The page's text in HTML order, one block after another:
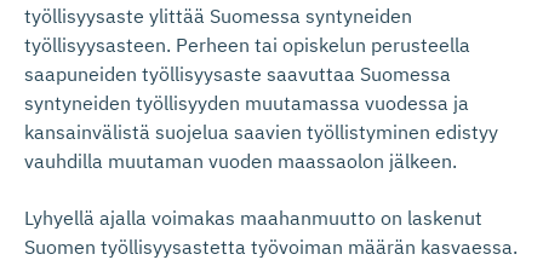
työllisyysaste ylittää Suomessa syntyneiden
työllisyysasteen. Perheen tai opiskelun perusteella
saapuneiden työllisyysaste saavuttaa Suomessa
syntyneiden työllisyyden muutamassa vuodessa ja
kansainvälistä suojelua saavien työllistyminen edistyy
vauhdilla muutaman vuoden maassaolon jälkeen.
Lyhyellä ajalla voimakas maahanmuutto on laskenut
Suomen työllisyysastetta työvoiman määrän kasvaessa.